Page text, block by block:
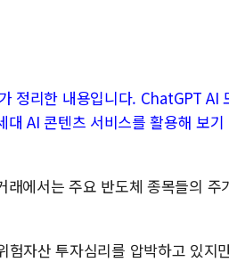
정리한 내용입니다. ChatGPT AI
AI 콘텐츠 서비스를 활용해 보기
에서는 주요 반도체 종목들의 주
자산 투자심리를 압박하고 있지